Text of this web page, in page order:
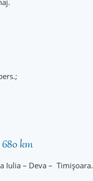
km
Iulia – Deva – Timișoara.